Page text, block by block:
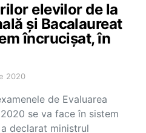
elevilor de la
și Bacalaureat
încrucișat, în
2020
de Evaluarea
se va face în sistem
declarat ministrul